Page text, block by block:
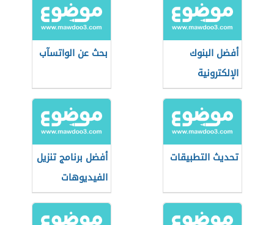
أفضل البنوك
الإلكترونية
بحث عن الواتسآب
تحديث التطبيقات
أفضل برنامج تنزيل
الفيديوهات